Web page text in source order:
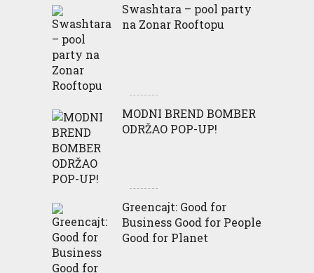
Swashtara – pool party
na Zonar Rooftopu
MODNI BREND BOMBER
ODRŽAO POP-UP!
Greencajt: Good for
Business Good for People
Good for Planet